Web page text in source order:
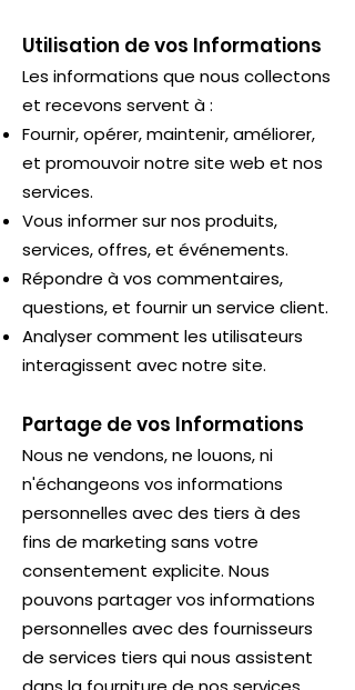
Utilisation de vos Informations
Les informations que nous collectons
et recevons servent à :
Fournir, opérer, maintenir, améliorer,
et promouvoir notre site web et nos
services.
Vous informer sur nos produits,
services, offres, et événements.
Répondre à vos commentaires,
questions, et fournir un service client.
Analyser comment les utilisateurs
interagissent avec notre site.
Partage de vos Informations
Nous ne vendons, ne louons, ni
n'échangeons vos informations
personnelles avec des tiers à des
fins de marketing sans votre
consentement explicite. Nous
pouvons partager vos informations
personnelles avec des fournisseurs
de services tiers qui nous assistent